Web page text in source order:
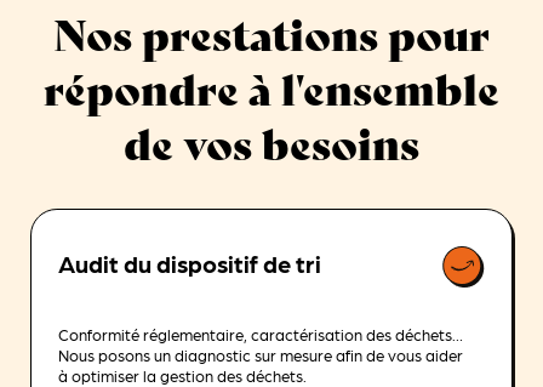
Nos prestations pour
répondre à l'ensemble
de vos besoins
Audit du dispositif de tri
Conformité réglementaire, caractérisation des déchets…
Nous posons un diagnostic sur mesure afin de vous aider
à optimiser la gestion des déchets.